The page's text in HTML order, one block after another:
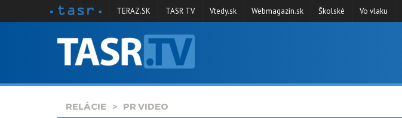
SPRAVODAJSTVO
TERAZ.SK TASR TV Vtedy.sk Webmagazín.sk Školské Vo vlaku
RELÁCIE PR VIDEO